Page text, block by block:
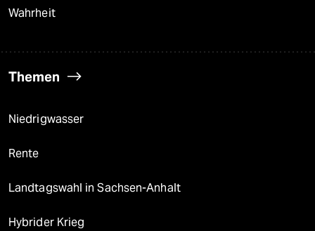
Wahrheit
Themen
Niedrigwasser
Rente
Landtagswahl in Sachsen-Anhalt
Hybrider Krieg